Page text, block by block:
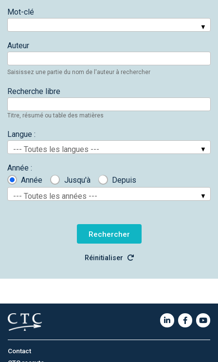
Mot-clé
Auteur
Saisissez une partie du nom de l'auteur à rechercher
Recherche libre
Titre, résumé ou table des matières
Langue :
--- Toutes les langues ---
Année :
Année
Jusqu'à
Depuis
--- Toutes les années ---
Réinitialiser
Contact